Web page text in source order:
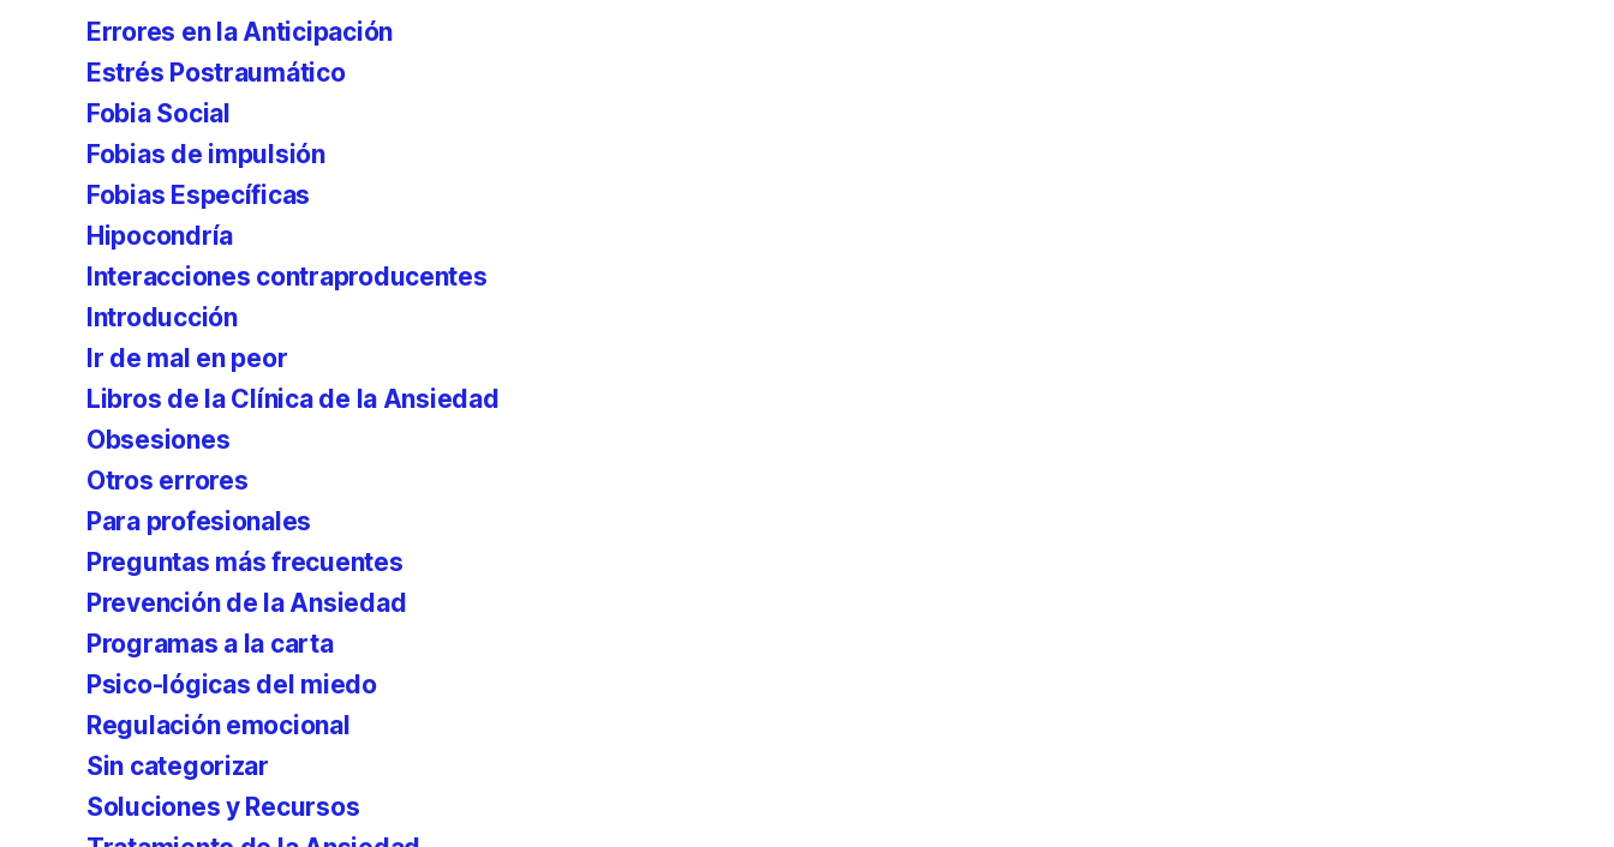
Errores en la Anticipación
Estrés Postraumático
Fobia Social
Fobias de impulsión
Fobias Específicas
Hipocondría
Interacciones contraproducentes
Introducción
Ir de mal en peor
Libros de la Clínica de la Ansiedad
Obsesiones
Otros errores
Para profesionales
Preguntas más frecuentes
Prevención de la Ansiedad
Programas a la carta
Psico-lógicas del miedo
Regulación emocional
Sin categorizar
Soluciones y Recursos